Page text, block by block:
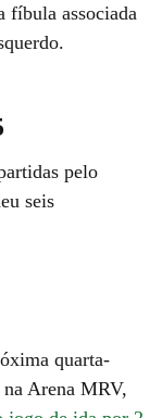
fíbula associada
pelo
seis
quarta-
Arena MRV,